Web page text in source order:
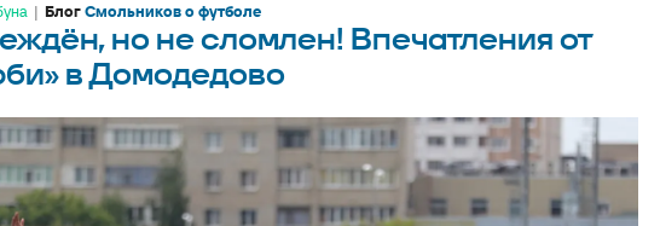
| БлогСмольников о футболе
но не сломлен! Впечатления от
в Домодедово